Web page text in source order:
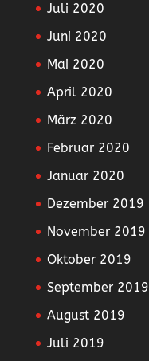
Juli 2020
Juni 2020
Mai 2020
April 2020
März 2020
Februar 2020
Januar 2020
Dezember 2019
November 2019
Oktober 2019
September 2019
August 2019
Juli 2019